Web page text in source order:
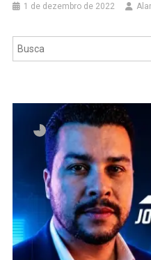
1 de dezembro de 2022
Pesquisar